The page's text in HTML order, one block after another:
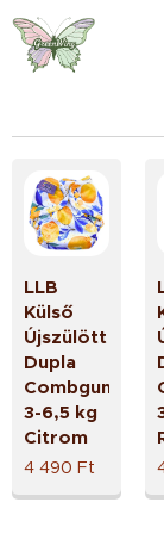
LLB
Külső
Újszülött
Dupla
Combgumis
3-6,5 kg
Citrom
4 490 Ft